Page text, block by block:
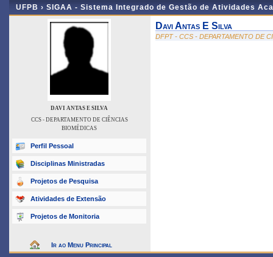
UFPB › SIGAA - Sistema Integrado de Gestão de Atividades
DAVI ANTAS E SILVA
CCS - DEPARTAMENTO DE CIÊNCIAS
BIOMÉDICAS
Perfil Pessoal
Disciplinas Ministradas
Projetos de Pesquisa
Atividades de Extensão
Projetos de Monitoria
Ir ao Menu Principal
Davi Antas E Silva
DFPT - CCS - DEPARTAMENTO DE